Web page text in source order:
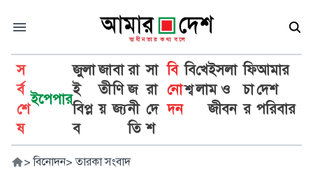
স
র্ব
শে
ষ
ইপেপার
জুলা
ই
বিপ্ল
ব
জা
তী
য়
বা
ণি
জ্য
রা
জ
নী
তি
সা
রা
দে
শ
বি
নো
দন
বি
শ্ব
খে
লা
ইসলা
ম ও
জীবন
ফি
চা
র
আমার
দেশ
পরিবার
> বিনোদন> তারকা সংবাদ